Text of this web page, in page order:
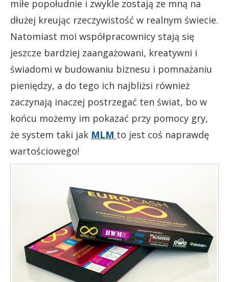
miłe popołudnie i zwykle zostają ze mną na
dłużej kreując rzeczywistość w realnym świecie.
Natomiast moi współpracownicy stają się
jeszcze bardziej zaangażowani, kreatywni i
świadomi w budowaniu biznesu i pomnażaniu
pieniędzy, a do tego ich najbliżsi również
zaczynają inaczej postrzegać ten świat, bo w
końcu możemy im pokazać przy pomocy gry,
że system taki jak MLM to jest coś naprawdę
wartościowego!